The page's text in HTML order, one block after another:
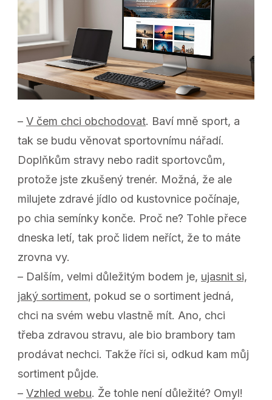
– V čem chci obchodovat. Baví mně sport, a
tak se budu věnovat sportovnímu nářadí.
Doplňkům stravy nebo radit sportovcům,
protože jste zkušený trenér. Možná, že ale
milujete zdravé jídlo od kustovnice počínaje,
po chia semínky konče. Proč ne? Tohle přece
dneska letí, tak proč lidem neříct, že to máte
zrovna vy.
– Dalším, velmi důležitým bodem je, ujasnit si,
jaký sortiment, pokud se o sortiment jedná,
chci na svém webu vlastně mít. Ano, chci
třeba zdravou stravu, ale bio brambory tam
prodávat nechci. Takže říci si, odkud kam můj
sortiment půjde.
– Vzhled webu. Že tohle není důležité? Omyl!